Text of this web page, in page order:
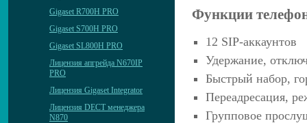
Gigaset R700H PRO
Gigaset S700H PRO
Gigaset SL800H PRO
Лицензия апгрейда N670IP
PRO
Лицензия Gigaset Integrator
Лицензия DECT менеджера
N870
Функции
12 SIP-аккаунтов
Удержание,
Быстрый набор,
Переадресация,
Групповое